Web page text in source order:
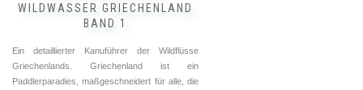
WILDWASSER GRIECHENLAND
BAND 1
Ein detaillierter Kanuführer der Wildflüsse
Griechenlands. Griechenland ist ein
Paddlerparadies, maßgeschneidert für alle, die